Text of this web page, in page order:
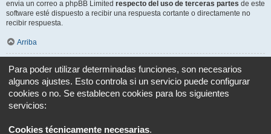
envia un correo a phpBB Limited respecto del uso de terceras partes de este
software esté dispuesto a recibir una respuesta cortante o directamente no
recibir respuesta.
Arriba
¿Cómo puedo ponerme en contacto con un Administrador?
Todos los usuarios del foro pueden usar el formulario “Contáctenos”, si está
opción ha sido habilitada por el Administrador del foro.
Los miembros del foro también pueden usar el enlace “El equipo”.
Para poder utilizar determinadas funciones, son necesarios
algunos ajustes. Esto controla si un servicio puede configurar
cookies o no. Se establecen cookies para los siguientes
servicios:
Cookies técnicamente necesarias.